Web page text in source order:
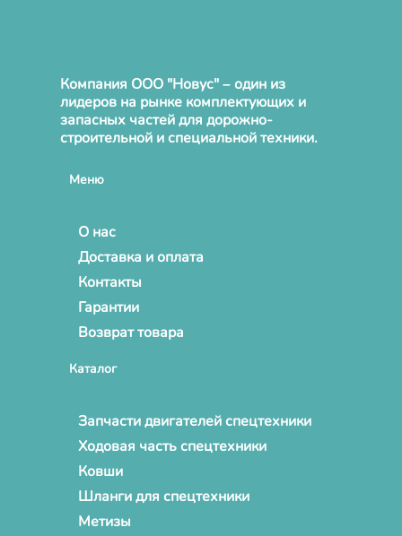
Компания ООО "Новус" – один из
лидеров на рынке комплектующих и
запасных частей для дорожно-
строительной и специальной техники.
Меню
О нас
Доставка и оплата
Контакты
Гарантии
Возврат товара
Каталог
Запчасти двигателей спецтехники
Ходовая часть спецтехники
Ковши
Шланги для спецтехники
Метизы